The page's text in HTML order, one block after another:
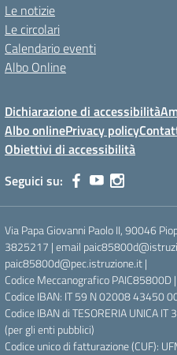
Le notizie
Le circolari
Calendario eventi
Albo Online
Dichiarazione di accessibilità
Albo onlinePrivacy policy
Obiettivi di accessibilità
Seguici su:
Via Papa Giovanni Paolo II, 90046
3825217 | email
paic85800d@pec.istruzione.it |
Codice Meccanografico
Codice IBAN: IT 59 N 02008 43450
Codice IBAN di TESORERIA UNICA
(per gli enti pubblici)
Codice unico di fatturazione (CUF):